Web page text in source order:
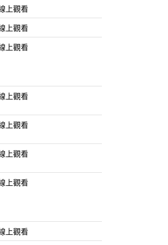
上觀看
上觀看
上觀看
上觀看
上觀看
上觀看
上觀看
上觀看